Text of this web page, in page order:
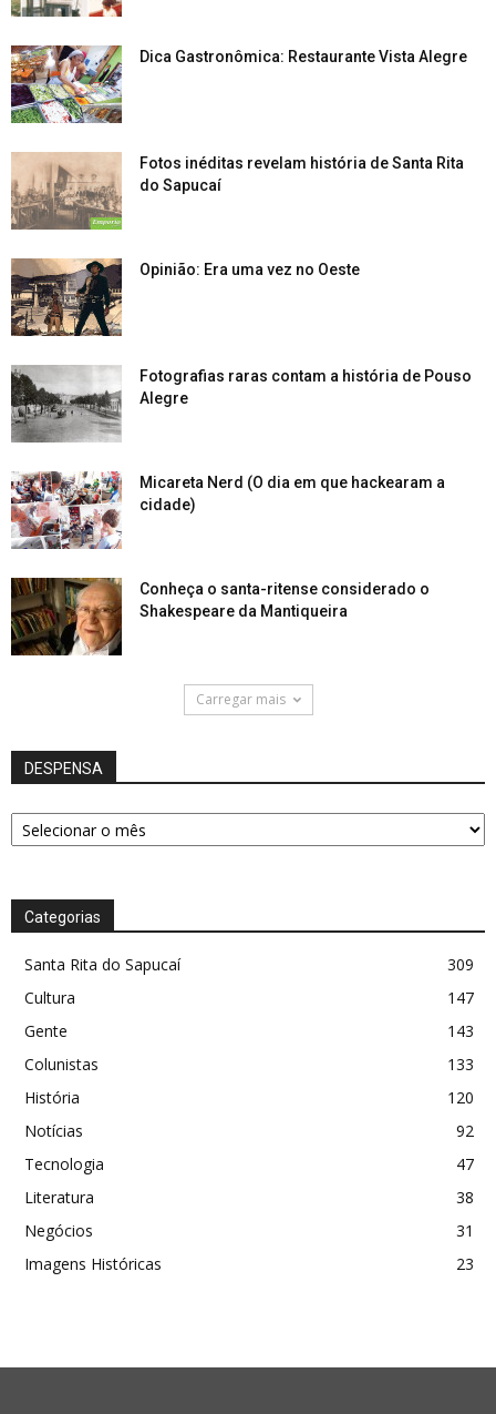
Dica Gastronômica: Restaurante Vista Alegre
Fotos inéditas revelam história de Santa Rita
do Sapucaí
Opinião: Era uma vez no Oeste
Fotografias raras contam a história de Pouso
Alegre
Micareta Nerd (O dia em que hackearam a
cidade)
Conheça o santa-ritense considerado o
Shakespeare da Mantiqueira
Carregar mais
DESPENSA
DESPENSA
Categorias
Santa Rita do Sapucaí
309
Cultura
147
Gente
143
Colunistas
133
História
120
Notícias
92
Tecnologia
47
Literatura
38
Negócios
31
Imagens Históricas
23